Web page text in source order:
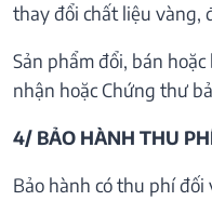
thay đổi chất liệu vàng,
Sản phẩm đổi, bán
nhận hoặc Chứng thư
4/ BẢO HÀNH THU
Bảo hành có thu phí